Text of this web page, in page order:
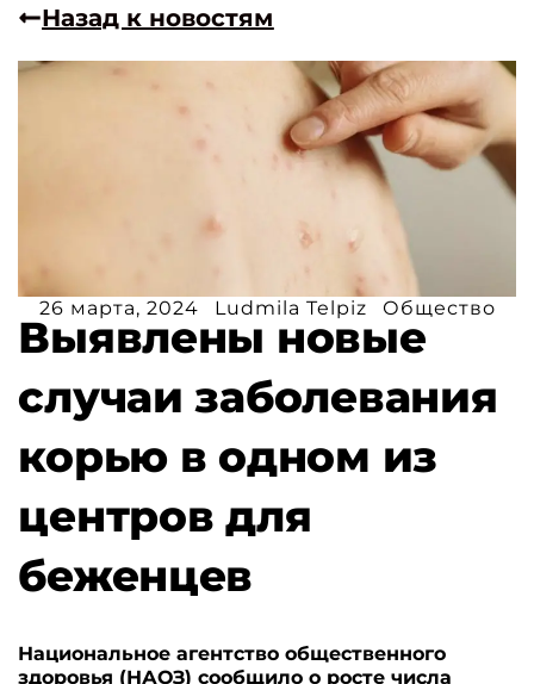
Назад к новостям
26 марта, 2024 Ludmila Telpiz Общество
Выявлены новые
случаи заболевания
корью в одном из
центров для
беженцев
Национальное агентство общественного
здоровья (НАОЗ) сообщило о росте числа